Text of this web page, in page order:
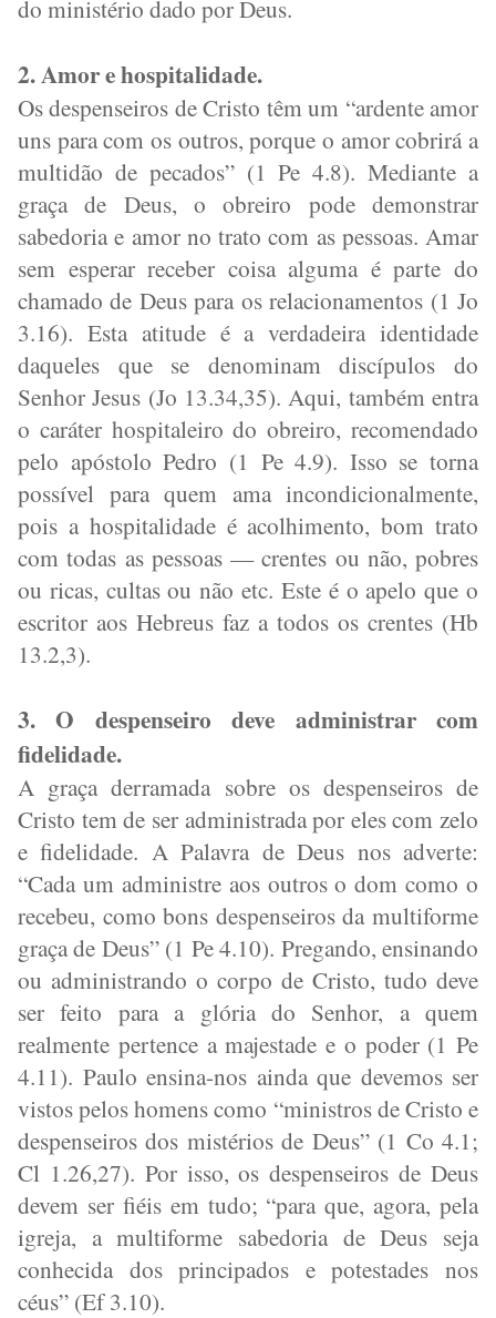
do ministério dado por Deus.
2. Amor e hospitalidade.
Os despenseiros de Cristo têm um “ardente amor
uns para com os outros, porque o amor cobrirá a
multidão de pecados” (1 Pe 4.8). Mediante a
graça de Deus, o obreiro pode demonstrar
sabedoria e amor no trato com as pessoas. Amar
sem esperar receber coisa alguma é parte do
chamado de Deus para os relacionamentos (1 Jo
3.16). Esta atitude é a verdadeira identidade
daqueles que se denominam discípulos do
Senhor Jesus (Jo 13.34,35). Aqui, também entra
o caráter hospitaleiro do obreiro, recomendado
pelo apóstolo Pedro (1 Pe 4.9). Isso se torna
possível para quem ama incondicionalmente,
pois a hospitalidade é acolhimento, bom trato
com todas as pessoas — crentes ou não, pobres
ou ricas, cultas ou não etc. Este é o apelo que o
escritor aos Hebreus faz a todos os crentes (Hb
13.2,3).
3. O despenseiro deve administrar com
fidelidade.
A graça derramada sobre os despenseiros de
Cristo tem de ser administrada por eles com zelo
e fidelidade. A Palavra de Deus nos adverte:
“Cada um administre aos outros o dom como o
recebeu, como bons despenseiros da multiforme
graça de Deus” (1 Pe 4.10). Pregando, ensinando
ou administrando o corpo de Cristo, tudo deve
ser feito para a glória do Senhor, a quem
realmente pertence a majestade e o poder (1 Pe
4.11). Paulo ensina-nos ainda que devemos ser
vistos pelos homens como “ministros de Cristo e
despenseiros dos mistérios de Deus” (1 Co 4.1;
Cl 1.26,27). Por isso, os despenseiros de Deus
devem ser fiéis em tudo; “para que, agora, pela
igreja, a multiforme sabedoria de Deus seja
conhecida dos principados e potestades nos
céus” (Ef 3.10).